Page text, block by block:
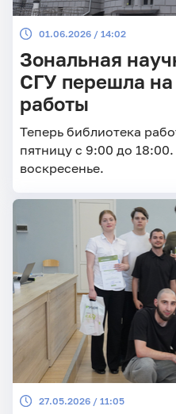
01.06.2026 / 14:02
Зональная
СГУ перешла
работы
Теперь библиотека
пятницу с 9:00 до
воскресенье.
27.05.2026 / 11:05